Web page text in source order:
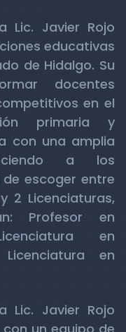
Lic. Javier Rojo
educativas
de Hidalgo. Su
docentes
en el
primaria y
con una amplia
a los
escoger entre
2 Licenciaturas,
Profesor en
en
en
Lic. Javier Rojo